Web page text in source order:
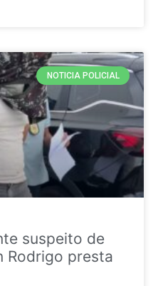
NOTICIA POLICIAL
suspeito de
Rodrigo presta